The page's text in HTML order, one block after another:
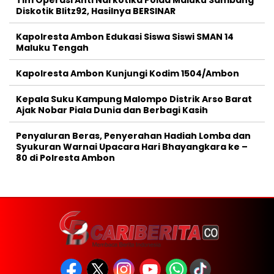
Diskotik Blitz92, Hasilnya BERSINAR
Kapolresta Ambon Edukasi Siswa Siswi SMAN 14
Maluku Tengah
Kapolresta Ambon Kunjungi Kodim 1504/Ambon
Kepala Suku Kampung Malompo Distrik Arso Barat
Ajak Nobar Piala Dunia dan Berbagi Kasih
Penyaluran Beras, Penyerahan Hadiah Lomba dan
Syukuran Warnai Upacara Hari Bhayangkara ke –
80 di Polresta Ambon